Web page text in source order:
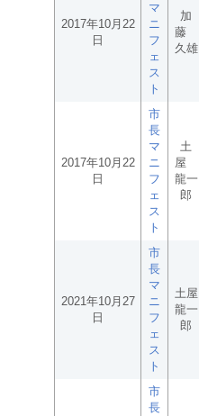
2017年10月22
日
マ
ニ
フ
ェ
ス
ト
加
藤
久雄
2017年10月22
日
市
長
マ
ニ
フ
ェ
ス
ト
土
屋
龍一
郎
2021年10月27
日
市
長
マ
ニ
フ
ェ
ス
ト
土屋
龍一
郎
市
長